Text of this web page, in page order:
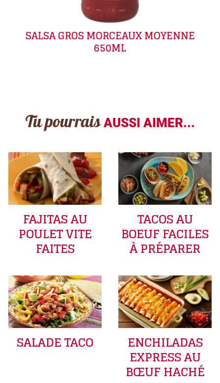
SALSA GROS MORCEAUX MOYENNE
650ML
Tu pourrais AUSSI AIMER...
FAJITAS AU
POULET VITE
FAITES
TACOS AU
BOEUF FACILES
À PRÉPARER
SALADE TACO ENCHILADAS
EXPRESS AU
BŒUF HACHÉ